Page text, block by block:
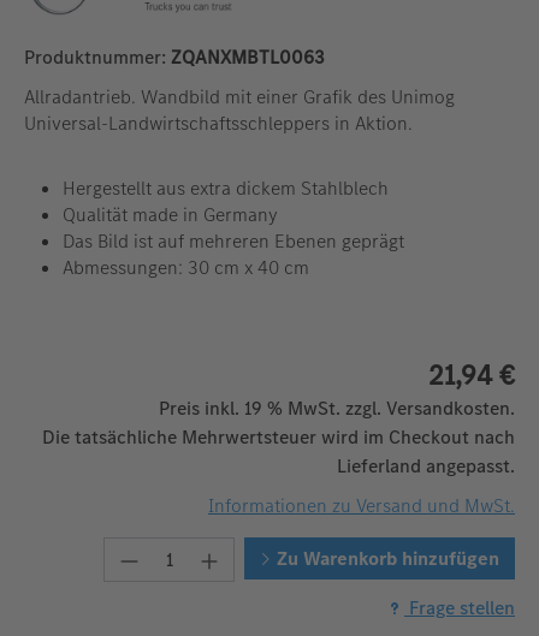
Produktnummer: ZQANXMBTL0063
Allradantrieb. Wandbild mit einer Grafik des Unimog
Universal-Landwirtschaftsschleppers in Aktion.
Hergestellt aus extra dickem Stahlblech
Qualität made in Germany
Das Bild ist auf mehreren Ebenen geprägt
Abmessungen: 30 cm x 40 cm
21,94 €
Preis inkl. 19 % MwSt. zzgl. Versandkosten.
Die tatsächliche Mehrwertsteuer wird im Checkout nach
Lieferland angepasst.
Informationen zu Versand und MwSt.
Produkt Anzahl: Gib den
Zu Warenkorb hinzufügen
Frage stellen